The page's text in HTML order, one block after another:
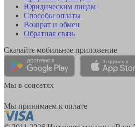
Юридическим лицам
Способы оплаты
Возврат и обмен
Обратная связь
Скачайте мобильное приложение
Мы в соцсетях
Мы принимаем к оплате